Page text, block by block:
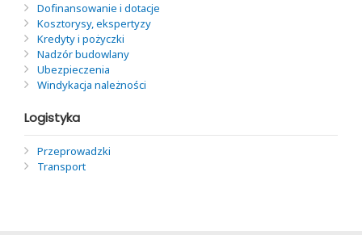
Dofinansowanie i dotacje
Kosztorysy, ekspertyzy
Kredyty i pożyczki
Nadzór budowlany
Ubezpieczenia
Windykacja należności
Logistyka
Przeprowadzki
Transport